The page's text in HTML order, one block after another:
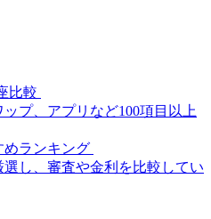
比較
プ、アプリなど100項目以上
めランキング
し、審査や金利を比較してい